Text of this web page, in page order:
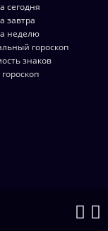
сегодня
завтра
неделю
гороскоп
знаков